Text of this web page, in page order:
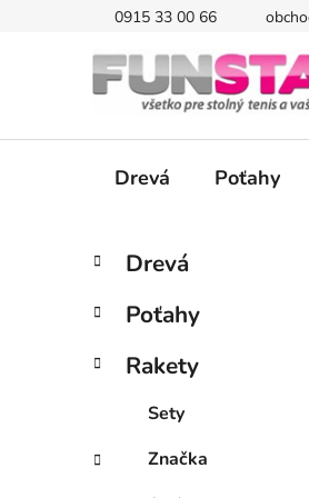
0915 33 00 66
Drevá Poťahy
B
č
ý
n
Preskočiť
kategórie
K
a
e
ó
Drevá
Poťahy
Rakety
Sety
Značka